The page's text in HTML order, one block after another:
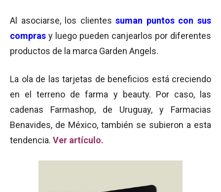
Al asociarse, los clientessuman puntos con sus
compras y luego pueden canjearlos por diferentes
productos de la marca Garden Angels.
La ola de las tarjetas de beneficios está creciendo
en el terreno de farma y beauty. Por caso, las
cadenas Farmashop, de Uruguay, y Farmacias
Benavides, de México, también se subieron a esta
tendencia. Ver artículo.